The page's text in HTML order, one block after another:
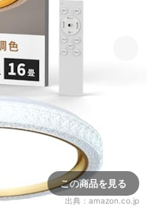
この商品を見る
出典： amazon.co.jp